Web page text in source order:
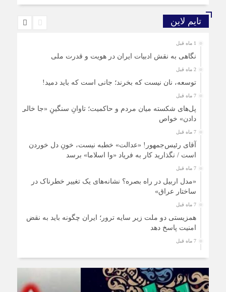
تایم لاین
1 ماه قبل
نگاهی به نقش ادبیات ایران در هویت و قدرت ملی
2 ماه قبل
توسعه، نان نیست که بخرند؛ جانی است که باید دمید!
7 ماه قبل
پل‌های شکسته میان مردم و حاکمیت؛ تاوانِ سنگینِ «جا خالی
دادن» خواص
7 ماه قبل
آقای رئیس‌جمهور! «عدالت» خطبه نیست، خونِ دل خوردن
است / نگذارید کار به فریاد «وا اسلاما» برسد
7 ماه قبل
«مدل اربیل در راه بصره؟ نشانه‌های یک تغییر خطرناک در
ساختار عراق»
7 ماه قبل
همزیستی دو ملت زیر سایه ترور؛ ایران چگونه باید به نقض
امنیت پاسخ دهد
7 ماه قبل
8 ماه قبل
قانون اساسی ایران؛ سندی داخلی با پیام‌های جهانی